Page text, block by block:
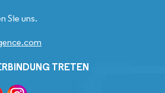
Sie uns.
TRETEN